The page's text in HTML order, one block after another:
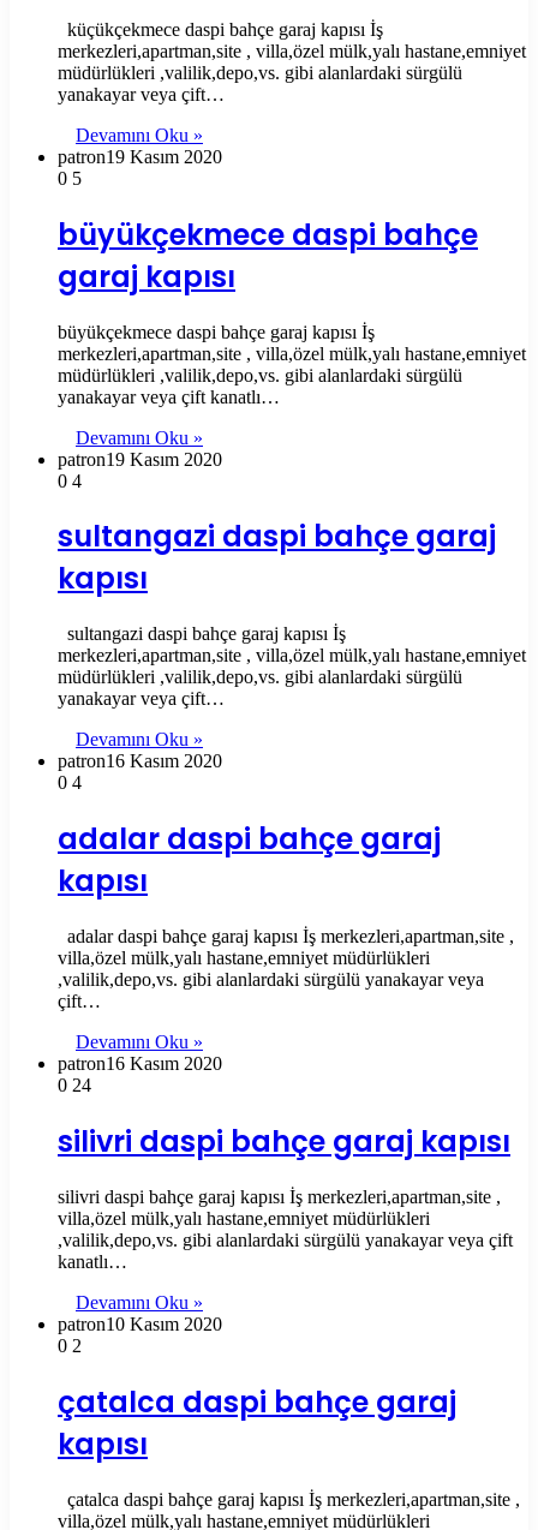
küçükçekmece daspi bahçe garaj kapısı İş
merkezleri,apartman,site , villa,özel mülk,yalı hastane,emniyet
müdürlükleri ,valilik,depo,vs. gibi alanlardaki sürgülü
yanakayar veya çift…
Devamını Oku »
patron19 Kasım 2020
0 5
büyükçekmece daspi bahçe
garaj kapısı
büyükçekmece daspi bahçe garaj kapısı İş
merkezleri,apartman,site , villa,özel mülk,yalı hastane,emniyet
müdürlükleri ,valilik,depo,vs. gibi alanlardaki sürgülü
yanakayar veya çift kanatlı…
Devamını Oku »
patron19 Kasım 2020
0 4
sultangazi daspi bahçe garaj
kapısı
sultangazi daspi bahçe garaj kapısı İş
merkezleri,apartman,site , villa,özel mülk,yalı hastane,emniyet
müdürlükleri ,valilik,depo,vs. gibi alanlardaki sürgülü
yanakayar veya çift…
Devamını Oku »
patron16 Kasım 2020
0 4
adalar daspi bahçe garaj
kapısı
adalar daspi bahçe garaj kapısı İş merkezleri,apartman,site ,
villa,özel mülk,yalı hastane,emniyet müdürlükleri
,valilik,depo,vs. gibi alanlardaki sürgülü yanakayar veya
çift…
Devamını Oku »
patron16 Kasım 2020
0 24
silivri daspi bahçe garaj kapısı
silivri daspi bahçe garaj kapısı İş merkezleri,apartman,site ,
villa,özel mülk,yalı hastane,emniyet müdürlükleri
,valilik,depo,vs. gibi alanlardaki sürgülü yanakayar veya çift
kanatlı…
Devamını Oku »
patron10 Kasım 2020
0 2
çatalca daspi bahçe garaj
kapısı
çatalca daspi bahçe garaj kapısı İş merkezleri,apartman,site ,
villa,özel mülk,yalı hastane,emniyet müdürlükleri